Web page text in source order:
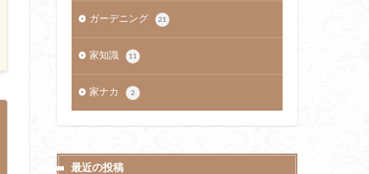
ガーデニング 21
家知識 11
家ナカ 2
最近の投稿